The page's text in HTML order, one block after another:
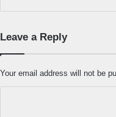
Leave a Reply
Your email address will not be